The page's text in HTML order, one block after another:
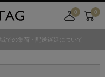
0
舗
0
での集荷・配送遅延について